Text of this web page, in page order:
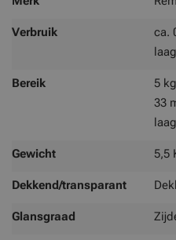
Verbruik
ca.
laag
Bereik
5
33
laag
Gewicht 5,5
Dekkend/transparant
Glansgraad